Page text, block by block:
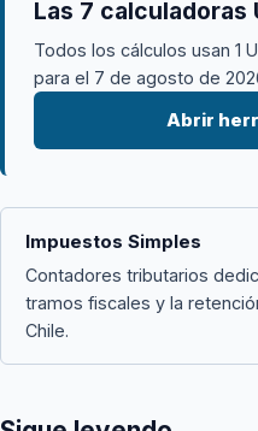
Las 7 calculadoras
Todos los cálculos usan 1
para el 7 de agosto de
Abrir
Impuestos Simples
Contadores tributarios
tramos fiscales y la
Chile.